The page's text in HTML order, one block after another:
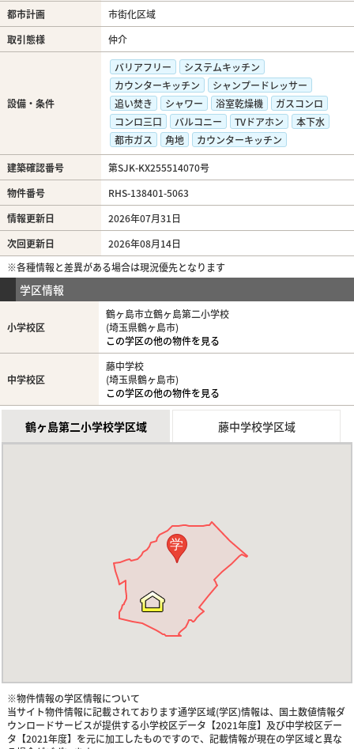
都市計画
市街化区域
取引態様
仲介
設備・条件
バリアフリー
システムキッチン
カウンターキッチン
シャンプードレッサー
追い焚き
シャワー 浴室乾燥機
ガスコンロ
コンロ三口
バルコニー TVドアホン
本下水
都市ガス
角地 カウンターキッチン
建築確認番号
第SJK-KX255514070号
物件番号
RHS-138401-5063
情報更新日
2026年07月31日
次回更新日
2026年08月14日
※各種情報と差異がある場合は現況優先となります
学区情報
小学校区
鶴ヶ島市立鶴ヶ島第二小学校
(埼玉県鶴ヶ島市)
この学区の他の物件を見る
中学校区
藤中学校
(埼玉県鶴ヶ島市)
この学区の他の物件を見る
鶴ヶ島第二小学校学区域 藤中学校学区域
学
※物件情報の学区情報について
当サイト物件情報に記載されております通学区域(学区)情報は、国土数値情報ダ
ウンロードサービスが提供する小学校区データ【2021年度】及び中学校区デー
タ【2021年度】を元に加工したものですので、記載情報が現在の学区域と異な